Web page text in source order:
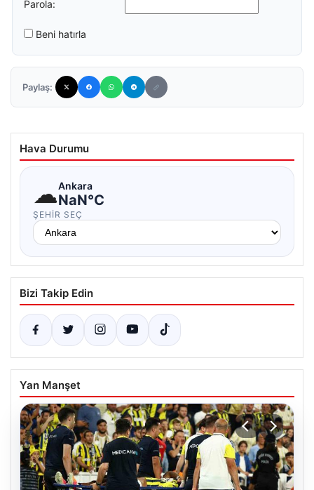
Parola:
Beni hatırla
Paylaş:
Hava Durumu
☁Ankara
NaN°C
ŞEHIR SEÇ
Bizi Takip Edin
Yan Manşet